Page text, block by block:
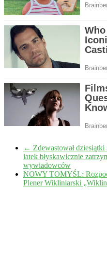
← Zdewastował
latek błyskawicznie
wywiadowców
NOWY TOMYŚL:
Plener Wikliniarski